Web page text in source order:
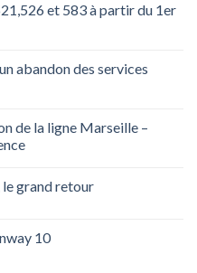
et 583 à partir du 1er
abandon des services
de la ligne Marseille –
le grand retour
10